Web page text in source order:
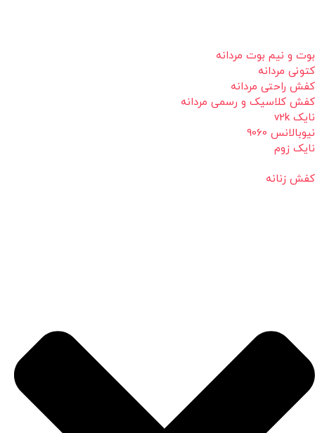
بوت و نیم بوت مردانه
کتونی مردانه
کفش راحتی مردانه
کفش کلاسیک و رسمی مردانه
نایک v2k
نیوبالانس 9060
نایک زوم
کفش زنانه